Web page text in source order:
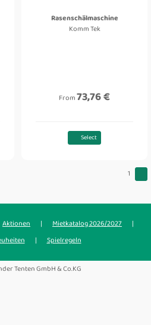
Rasenschälmaschine
Komm Tek
From73,76 €
Select
1
Aktionen | Mietkatalog 2026/2027
|
| Spielregeln
Tenten GmbH & Co.KG